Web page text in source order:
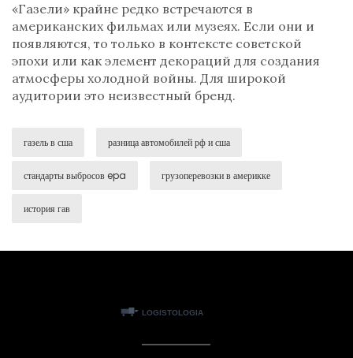
«Газели» крайне редко встречаются в
американских фильмах или музеях. Если они и
появляются, то только в контексте советской
эпохи или как элемент декораций для создания
атмосферы холодной войны. Для широкой
аудитории это неизвестный бренд.
газель в сша разница автомобилей рф и сша
стандарты выбросов epa грузоперевозки в америкке
история гав